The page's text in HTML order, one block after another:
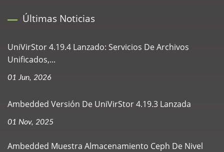
Últimas Noticias
UniVirStor 4.19.4 Lanzado: Servicios De Archivos
Unificados,...
01 Jun, 2026
Ambedded Versión De UniVirStor 4.19.3 Lanzada
01 Nov, 2025
Ambedded Muestra Almacenamiento Ceph De Nivel